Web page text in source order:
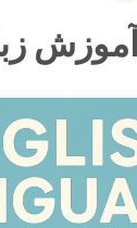
آموزش